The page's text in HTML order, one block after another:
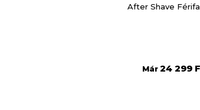
After Shave
Már24 299